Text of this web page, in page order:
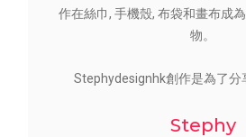
作在絲巾, 手機殼, 布袋和畫布成
物。
Stephydesignhk創作是為了分
Stephy